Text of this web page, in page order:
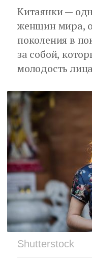
Китаянки —
женщин мира,
поколения в
за собой,
молодость
Shutterstock